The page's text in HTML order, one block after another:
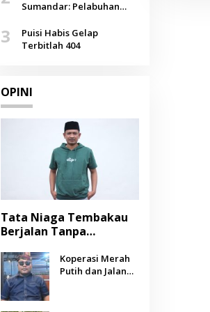
Agustus
Sumandar: Pelabuhan
Selendang Benang Merah
Lombang
3
Puisi Habis Gelap
Terbitlah 404
OPINI
Tata Niaga Tembakau
Berjalan Tanpa
Negara Berpihak
kepada Petani?
Koperasi Merah
Putih dan Jalan